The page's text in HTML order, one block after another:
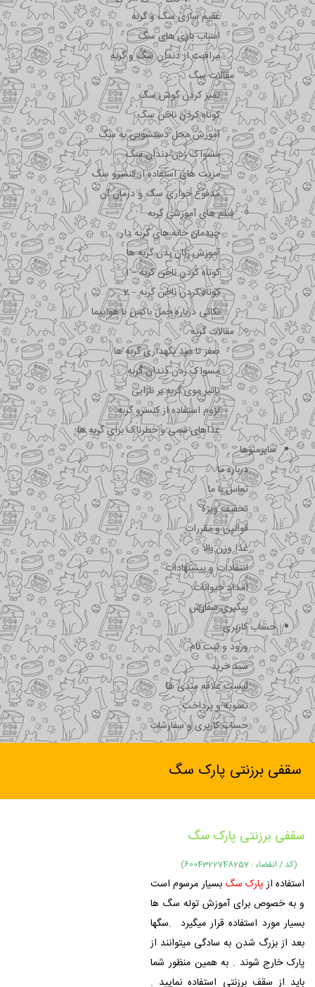
عقیم سازی سگ و گربه
اسباب بازی های سگ
مراقبت از دندان سگ و گربه
مقالات سگ
تمیز کردن گوش سگ
کوتاه کردن ناخن سگ
آموزش محل دستشویی به سگ
مسواک زدن دندان سگ
مزیت های استفاده از کنسرو سگ
مدفوع خواری سگ و درمان آن
فیلم های آموزشی گربه
چیدمان خانه های گربه دار
آموزش زبان بدن گربه ها
کوتاه کردن ناخن گربه – 1
کوتاه کردن ناخن گربه – 2
نکاتی درباره جمل باکس با هواپیما
مقالات گربه
صفر تا صد نگهداری گربه ها
مسواک زدن دندان گربه
تاثیر موی گربه بر نازایی
لزوم استفاده از کنسرو گربه
غذاهای سمی و خطرناک برای گربه ها
سایرمنوها
درباره ما
تماس با ما
تخفیف ویژه
قوانین و مقررات
غذا وزن بالا
انتقادات و پیشنهادات
امداد حیوانات
پیگیری سفارش
حساب کاربری
ورود و ثبت نام
سبد خرید
لیست علاقه مندی ها
تسویه و پرداخت
حساب کاربری و سفارشات
سقفی برزنتی پارک سگ
سقفی برزنتی پارک سگ
(کد / انقضاء : 6004322748257)
استفاده ازپارک سگ بسیار مرسوم است
و به خصوص برای آموزش توله سگ ها
بسیار مورد استفاده قرار میگیرد .سگها
بعد از بزرگ شدن به سادگی میتوانند از
پارک خارج شوند . به همین منظور شما
باید از سقف برزنتی استفاده نمایید .